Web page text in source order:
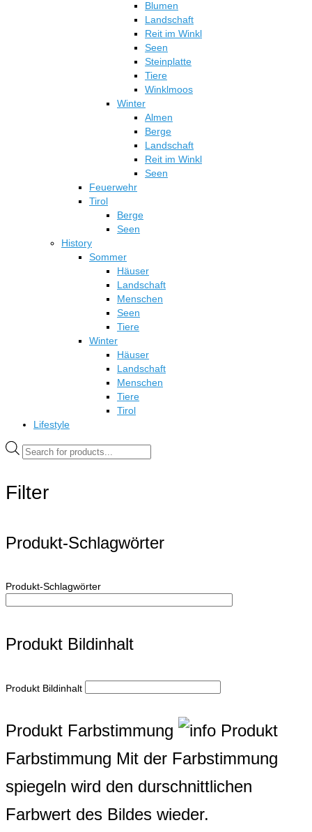
Blumen
Landschaft
Reit im Winkl
Seen
Steinplatte
Tiere
Winklmoos
Winter
Almen
Berge
Landschaft
Reit im Winkl
Seen
Feuerwehr
Tirol
Berge
Seen
History
Sommer
Häuser
Landschaft
Menschen
Seen
Tiere
Winter
Häuser
Landschaft
Menschen
Tiere
Tirol
Lifestyle
Products
search
Filter
Produkt-Schlagwörter
Produkt-Schlagwörter
Produkt Bildinhalt
Produkt Bildinhalt
Produkt Farbstimmung
Produkt
Farbstimmung Mit der Farbstimmung
spiegeln wird den durschnittlichen
Farbwert des Bildes wieder.